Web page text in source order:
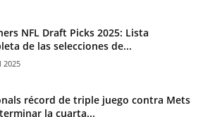
NFL Draft Picks 2025: Lista
de las selecciones de...
2025
récord de triple juego contra Mets
la cuarta...